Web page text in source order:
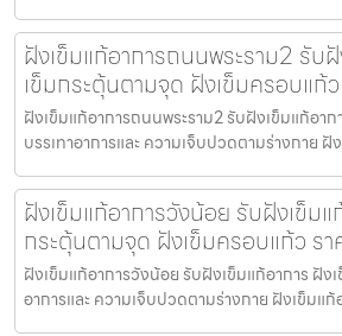
ฝังเข็มแก้อาการถนนพระราม2 รับ
เข็มกระตุ้นตามจุด ฝังเข็มครอบแก้
ฝังเข็มแก้อาการถนนพระราม2 รับฝังเข็มแก้อา
บรรเทาอาการและ ความเจ็บปวดตามร่างกาย ฝั
ฝังเข็มแก้อาการวังน้อย รับฝังเข็มแ
กระตุ้นตามจุด ฝังเข็มครอบแก้ว รา
ฝังเข็มแก้อาการวังน้อย รับฝังเข็มแก้อาการ ฝัง
อาการและ ความเจ็บปวดตามร่างกาย ฝังเข็มแ